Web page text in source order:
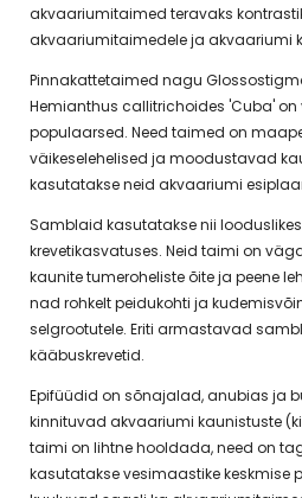
akvaariumitaimed teravaks
akvaariumitaimedele ja akvaariumi
Pinnakattetaimed nagu
Hemianthus callitrichoides 'Cuba'
populaarsed. Need taimed on
väikeselehelised ja moodustavad
kasutatakse neid akvaariumi
Samblaid kasutatakse nii
krevetikasvatuses. Neid taimi on
kaunite tumeroheliste õite ja peene
nad rohkelt peidukohti ja
selgrootutele. Eriti armastavad
kääbuskrevetid.
Epifüüdid on sõnajalad, anubias ja
kinnituvad akvaariumi kaunistuste
taimi on lihtne hooldada, need on
kasutatakse vesimaastike keskmise